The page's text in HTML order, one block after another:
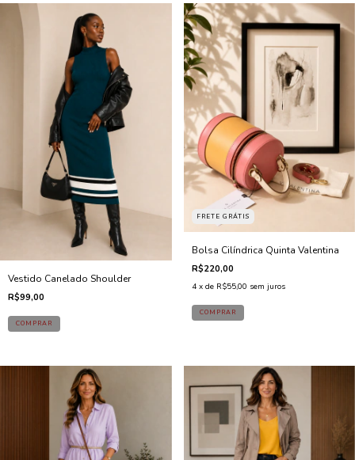
Vestido Canelado Shoulder
R$99,00
FRETE GRÁTIS
Bolsa Cilíndrica Quinta Valentina
R$220,00
4 x de R$55,00 sem juros